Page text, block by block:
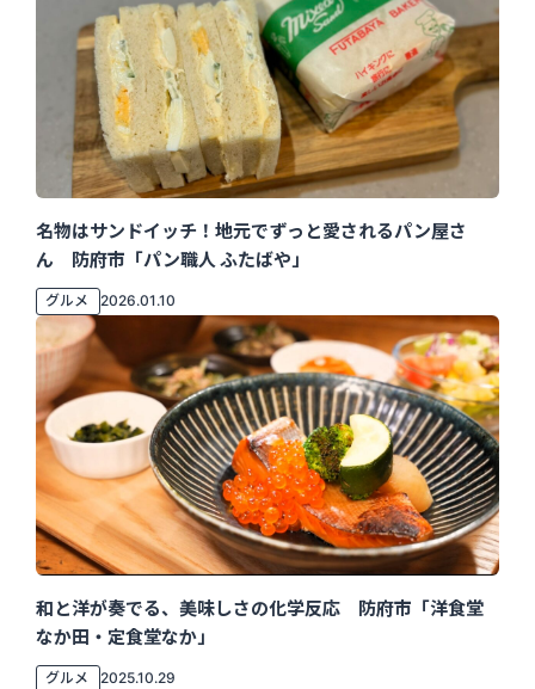
名物はサンドイッチ！地元でずっと愛されるパン屋さ
ん 防府市「パン職人 ふたばや」
グルメ 2026.01.10
和と洋が奏でる、美味しさの化学反応 防府市「洋食堂
なか田・定食堂なか」
グルメ 2025.10.29